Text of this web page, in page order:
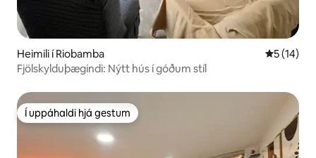
Heimili í Riobamba 5 af 5 í
5 (14)
Fjölskylduþægindi: Nýtt hús í góðum stíl
Í uppáhaldi hjá gestum
Í uppáhaldi hjá gestum